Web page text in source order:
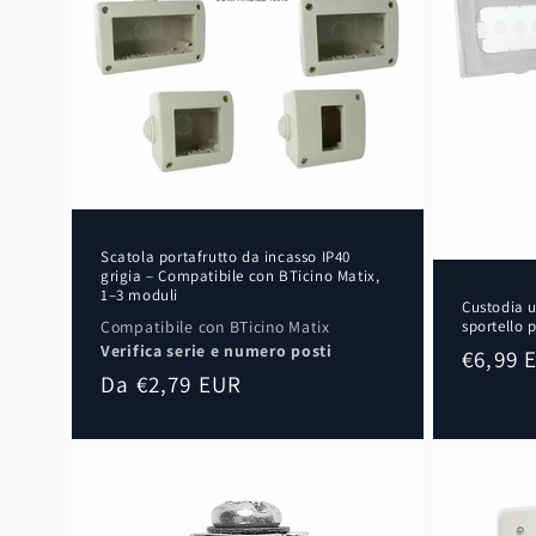
Scatola portafrutto da incasso IP40
grigia – Compatibile con BTicino Matix,
1–3 moduli
Compatibile con BTicino Matix
Verifica serie e numero posti
Prezzo
listino
Da €2,79 EUR
Custodia
sportello
Prezzo
€6,99